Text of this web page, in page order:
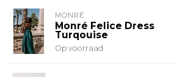
MONRÉ
Monré Felice Dress
Turqouise
Op voorraad